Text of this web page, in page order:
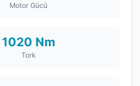
Motor Gücü
1020 Nm
Tork